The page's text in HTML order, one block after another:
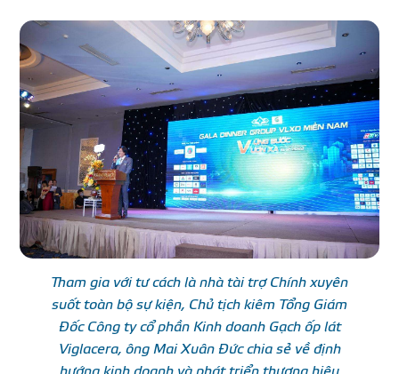
Tham gia với tư cách là nhà tài trợ Chính xuyên
suốt toàn bộ sự kiện, Chủ tịch kiêm Tổng Giám
Đốc Công ty cổ phần Kinh doanh Gạch ốp lát
Viglacera, ông Mai Xuân Đức chia sẻ về định